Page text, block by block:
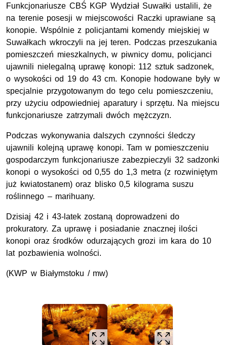
Funkcjonariusze CBŚ KGP Wydział Suwałki ustalili, że
na terenie posesji w miejscowości Raczki uprawiane są
konopie. Wspólnie z policjantami komendy miejskiej w
Suwałkach wkroczyli na jej teren. Podczas przeszukania
pomieszczeń mieszkalnych, w piwnicy domu, policjanci
ujawnili nielegalną uprawę konopi: 112 sztuk sadzonek,
o wysokości od 19 do 43 cm. Konopie hodowane były w
specjalnie przygotowanym do tego celu pomieszczeniu,
przy użyciu odpowiedniej aparatury i sprzętu. Na miejscu
funkcjonariusze zatrzymali dwóch mężczyzn.
Podczas wykonywania dalszych czynności śledczy
ujawnili kolejną uprawę konopi. Tam w pomieszczeniu
gospodarczym funkcjonariusze zabezpieczyli 32 sadzonki
konopi o wysokości od 0,55 do 1,3 metra (z rozwiniętym
już kwiatostanem) oraz blisko 0,5 kilograma suszu
roślinnego – marihuany.
Dzisiaj 42 i 43-latek zostaną doprowadzeni do
prokuratory. Za uprawę i posiadanie znacznej ilości
konopi oraz środków odurzających grozi im kara do 10
lat pozbawienia wolności.
(KWP w Białymstoku / mw)